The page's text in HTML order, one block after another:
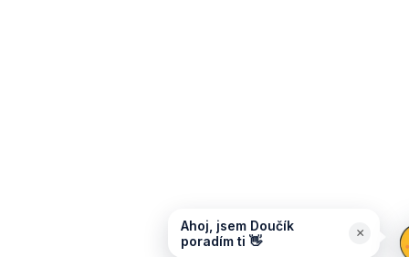
Ahoj, jsem Doučík
poradím ti 👋
×